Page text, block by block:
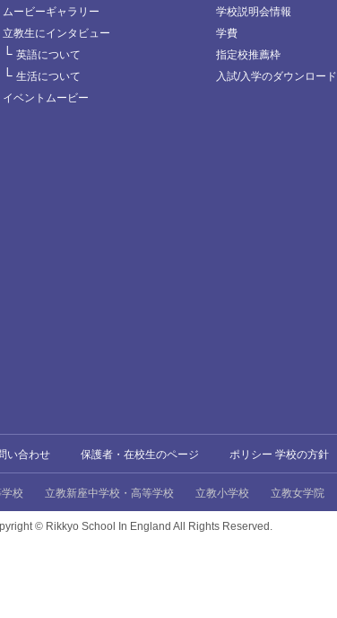
ムービーギャラリー
立教生にインタビュー
└ 英語について
└ 生活について
イベントムービー
学校説明会情報
学費
指定校推薦枠
入試/入学のダウンロード
い合わせ 保護者・在校生のページ ポリシー 学校の方針
校 立教新座中学校・高等学校 立教小学校 立教女学院
© Rikkyo School In England All Rights Reserved.